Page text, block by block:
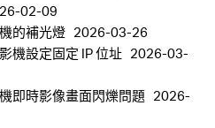
02-09
的補光燈 2026-03-26
機設定固定 IP 位址 2026-03-
即時影像畫面閃爍問題 2026-